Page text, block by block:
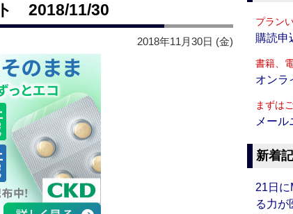
2018/11/30
2018年11月30日 (金)
プラン
購読申
書籍、
オンラ
まずは
メール
新着
21日
る力